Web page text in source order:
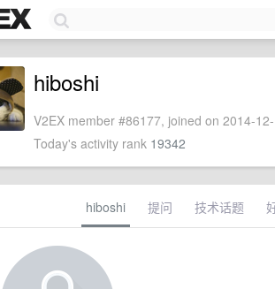
hiboshi
V2EX member #86177, joined on 2014-
Today's activity rank 19342
hiboshi 提问 技术话题